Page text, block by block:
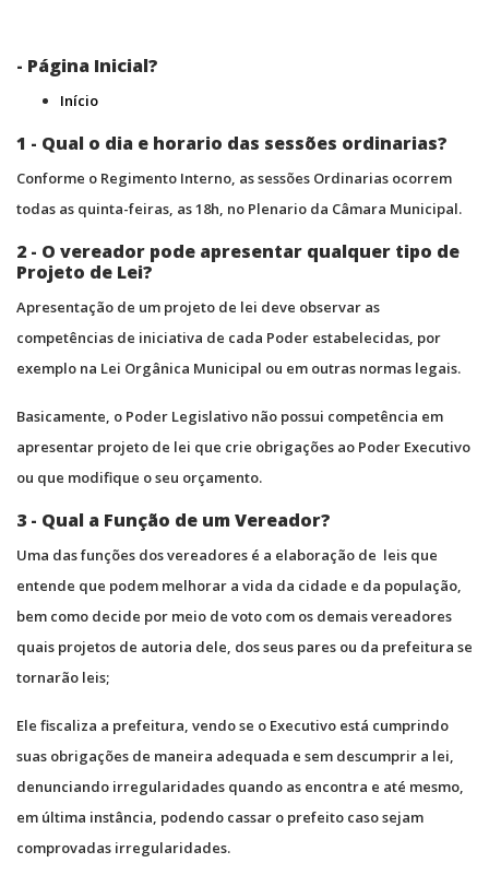
- Página Inicial?
Início
1 - Qual o dia e horario das sessões ordinarias?
Conforme o Regimento Interno, as sessões Ordinarias ocorrem
todas as quinta-feiras, as 18h, no Plenario da Câmara Municipal.
2 - O vereador pode apresentar qualquer tipo de
Projeto de Lei?
Apresentação de um projeto de lei deve observar as
competências de iniciativa de cada Poder estabelecidas, por
exemplo na Lei Orgânica Municipal ou em outras normas legais.
Basicamente, o Poder Legislativo não possui competência em
apresentar projeto de lei que crie obrigações ao Poder Executivo
ou que modifique o seu orçamento.
3 - Qual a Função de um Vereador?
Uma das funções dos vereadores é a elaboração de leis que
entende que podem melhorar a vida da cidade e da população,
bem como decide por meio de voto com os demais vereadores
quais projetos de autoria dele, dos seus pares ou da prefeitura se
tornarão leis;
Ele fiscaliza a prefeitura, vendo se o Executivo está cumprindo
suas obrigações de maneira adequada e sem descumprir a lei,
denunciando irregularidades quando as encontra e até mesmo,
em última instância, podendo cassar o prefeito caso sejam
comprovadas irregularidades.